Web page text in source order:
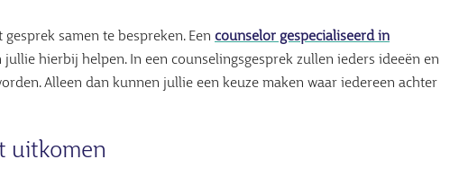
samen te bespreken. Een counselor gespecialiseerd in
hierbij helpen. In een counselingsgesprek zullen ieders ideeën en
Alleen dan kunnen jullie een keuze maken waar iedereen achter
uitkomen